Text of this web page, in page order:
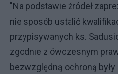
"Na podstawie źródeł
nie sposób ustalić
przypisywanych ks.
zgodnie z ówczesnym
bezwzględną ochroną